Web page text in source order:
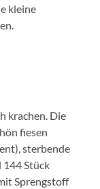
kleine
krachen. Die
fiesen
sterbende
144 Stück
Sprengstoff